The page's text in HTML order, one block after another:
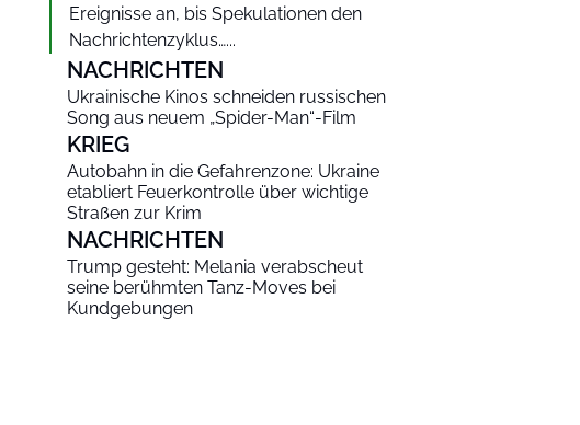
Ereignisse an, bis Spekulationen den
Nachrichtenzyklus…...
NACHRICHTEN
Ukrainische Kinos schneiden russischen
Song aus neuem „Spider-Man“-Film
KRIEG
Autobahn in die Gefahrenzone: Ukraine
etabliert Feuerkontrolle über wichtige
Straßen zur Krim
NACHRICHTEN
Trump gesteht: Melania verabscheut
seine berühmten Tanz-Moves bei
Kundgebungen